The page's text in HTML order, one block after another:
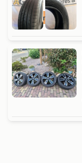
Gratis montage